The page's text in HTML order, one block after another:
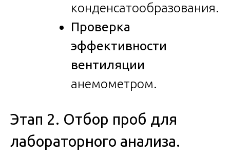
конденсатообразования.
Проверка
эффективности
вентиляции
анемометром.
Этап 2. Отбор проб для
лабораторного анализа.